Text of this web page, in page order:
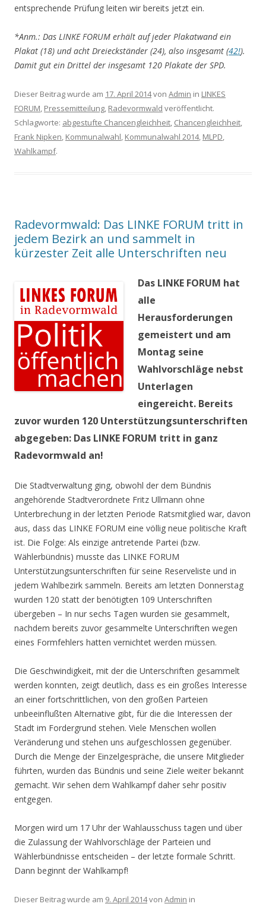
entsprechende Prüfung leiten wir bereits jetzt ein.
*Anm.: Das LINKE FORUM erhält auf jeder Plakatwand ein
Plakat (18) und acht Dreieckständer (24), also insgesamt (42!).
Damit gut ein Drittel der insgesamt 120 Plakate der SPD.
Dieser Beitrag wurde am 17. April 2014von Admin in LINKES
FORUM, Pressemitteilung, Radevormwald veröffentlicht.
Schlagworte: abgestufte Chancengleichheit, Chancengleichheit,
Frank Nipken, Kommunalwahl, Kommunalwahl 2014, MLPD,
Wahlkampf.
Radevormwald: Das LINKE FORUM tritt in
jedem Bezirk an und sammelt in
kürzester Zeit alle Unterschriften neu
Das LINKE FORUM hat
alle
Herausforderungen
gemeistert und am
Montag seine
Wahlvorschläge nebst
Unterlagen
eingereicht. Bereits
zuvor wurden 120 Unterstützungsunterschriften
abgegeben: Das LINKE FORUM tritt in ganz
Radevormwald an!
Die Stadtverwaltung ging, obwohl der dem Bündnis
angehörende Stadtverordnete Fritz Ullmann ohne
Unterbrechung in der letzten Periode Ratsmitglied war, davon
aus, dass das LINKE FORUM eine völlig neue politische Kraft
ist. Die Folge: Als einzige antretende Partei (bzw.
Wählerbündnis) musste das LINKE FORUM
Unterstützungsunterschriften für seine Reserveliste und in
jedem Wahlbezirk sammeln. Bereits am letzten Donnerstag
wurden 120 statt der benötigten 109 Unterschriften
übergeben – In nur sechs Tagen wurden sie gesammelt,
nachdem bereits zuvor gesammelte Unterschriften wegen
eines Formfehlers hatten vernichtet werden müssen.
Die Geschwindigkeit, mit der die Unterschriften gesammelt
werden konnten, zeigt deutlich, dass es ein großes Interesse
an einer fortschrittlichen, von den großen Parteien
unbeeinflußten Alternative gibt, für die die Interessen der
Stadt im Fordergrund stehen. Viele Menschen wollen
Veränderung und stehen uns aufgeschlossen gegenüber.
Durch die Menge der Einzelgespräche, die unsere Mitglieder
führten, wurden das Bündnis und seine Ziele weiter bekannt
gemacht. Wir sehen dem Wahlkampf daher sehr positiv
entgegen.
Morgen wird um 17 Uhr der Wahlausschuss tagen und über
die Zulassung der Wahlvorschläge der Parteien und
Wählerbündnisse entscheiden – der letzte formale Schritt.
Dann beginnt der Wahlkampf!
Dieser Beitrag wurde am 9. April 2014von Admin in